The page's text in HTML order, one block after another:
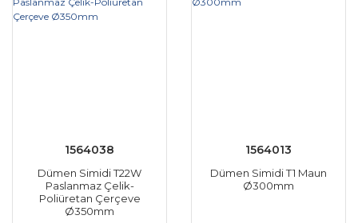
1564038
Dümen Simidi T22W
Paslanmaz Çelik-
Poliüretan Çerçeve
Ø350mm
1564013
Dümen Simidi T1 Maun
Ø300mm